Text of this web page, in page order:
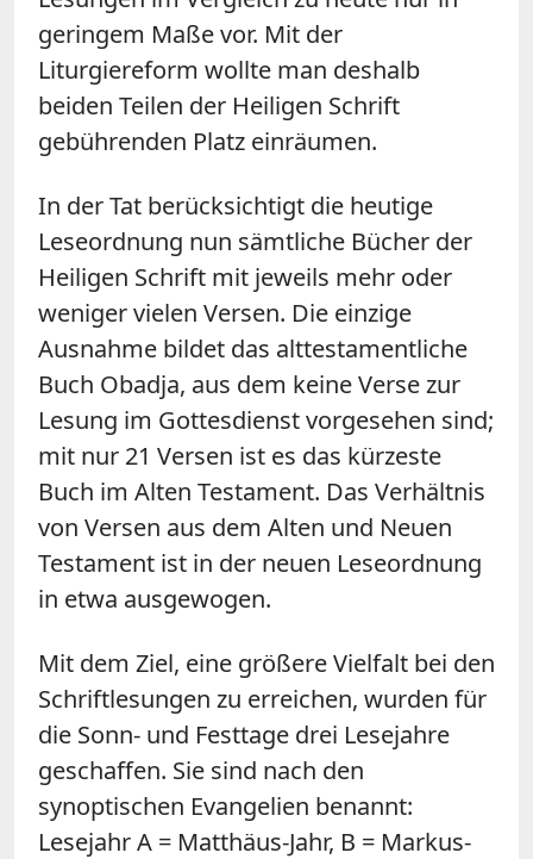
geringem Maße vor. Mit der
Liturgiereform wollte man deshalb
beiden Teilen der Heiligen Schrift
gebührenden Platz einräumen.
In der Tat berücksichtigt die heutige
Leseordnung nun sämtliche Bücher der
Heiligen Schrift mit jeweils mehr oder
weniger vielen Versen. Die einzige
Ausnahme bildet das alttestamentliche
Buch Obadja, aus dem keine Verse zur
Lesung im Gottesdienst vorgesehen sind;
mit nur 21 Versen ist es das kürzeste
Buch im Alten Testament. Das Verhältnis
von Versen aus dem Alten und Neuen
Testament ist in der neuen Leseordnung
in etwa ausgewogen.
Mit dem Ziel, eine größere Vielfalt bei den
Schriftlesungen zu erreichen, wurden für
die Sonn- und Festtage drei Lesejahre
geschaffen. Sie sind nach den
synoptischen Evangelien benannt:
Lesejahr A = Matthäus-Jahr, B = Markus-